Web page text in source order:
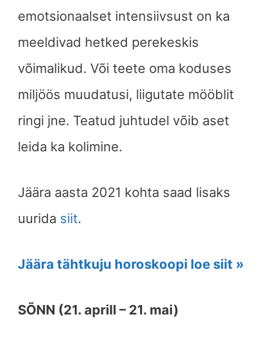
emotsionaalset intensiivsust on ka
meeldivad hetked perekeskis
võimalikud. Või teete oma koduses
miljöös muudatusi, liigutate mööblit
ringi jne. Teatud juhtudel võib aset
leida ka kolimine.
Jäära aasta 2021 kohta saad lisaks
uurida siit.
Jäära tähtkuju horoskoopi loe siit »
SÕNN (21. aprill – 21. mai)